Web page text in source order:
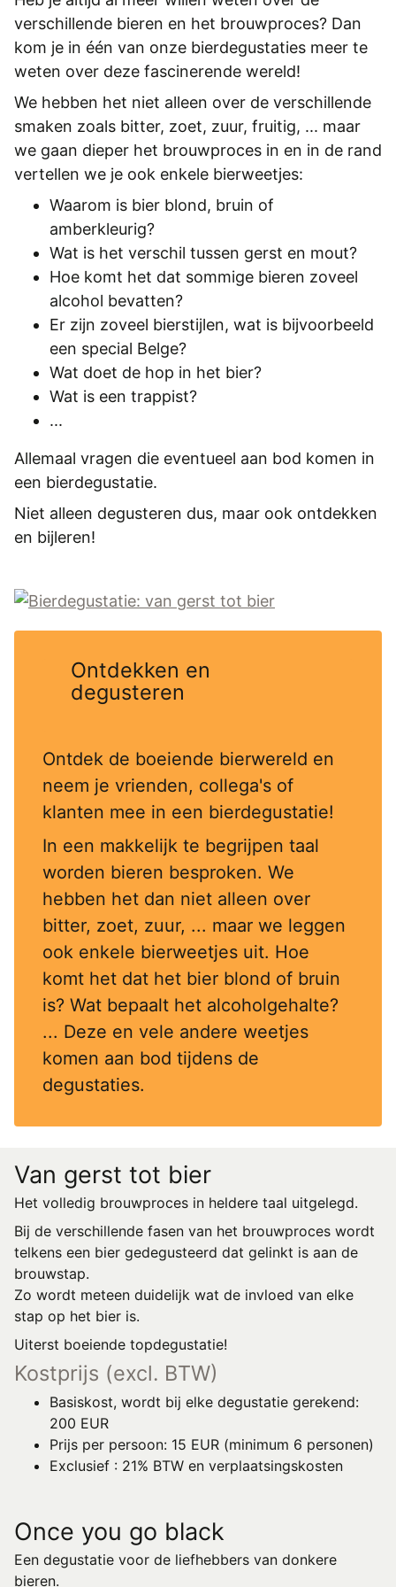
REGISTREREN
ADVERTEREN
MELDPUNT
PERS/PUBLICATIES
FACEBOOK
LINKS
verschillende bieren en het brouwproces? Dan
kom je in één van onze bierdegustaties meer te
weten over deze fascinerende wereld!
We hebben het niet alleen over de verschillende
smaken zoals bitter, zoet, zuur, fruitig, ... maar
we gaan dieper het brouwproces in en in de rand
vertellen we je ook enkele bierweetjes:
Waarom is bier blond, bruin of
amberkleurig?
Wat is het verschil tussen gerst en mout?
Hoe komt het dat sommige bieren zoveel
alcohol bevatten?
Er zijn zoveel bierstijlen, wat is bijvoorbeeld
een special Belge?
Wat doet de hop in het bier?
Wat is een trappist?
...
Allemaal vragen die eventueel aan bod komen in
een bierdegustatie.
Niet alleen degusteren dus, maar ook ontdekken
en bijleren!
Ontdekken en
degusteren
Ontdek de boeiende bierwereld en
neem je vrienden, collega's of
klanten mee in een bierdegustatie!
In een makkelijk te begrijpen taal
worden bieren besproken. We
hebben het dan niet alleen over
bitter, zoet, zuur, ... maar we leggen
ook enkele bierweetjes uit. Hoe
komt het dat het bier blond of bruin
is? Wat bepaalt het alcoholgehalte?
... Deze en vele andere weetjes
komen aan bod tijdens de
degustaties.
Van gerst tot bier
Het volledig brouwproces in heldere taal uitgelegd.
Bij de verschillende fasen van het brouwproces wordt
telkens een bier gedegusteerd dat gelinkt is aan de
brouwstap.
Zo wordt meteen duidelijk wat de invloed van elke
stap op het bier is.
Uiterst boeiende topdegustatie!
Kostprijs (excl. BTW)
Basiskost, wordt bij elke degustatie gerekend:
200 EUR
Prijs per persoon: 15 EUR (minimum 6 personen)
Exclusief : 21% BTW en verplaatsingskosten
Once you go black
Een degustatie voor de liefhebbers van donkere
bieren.